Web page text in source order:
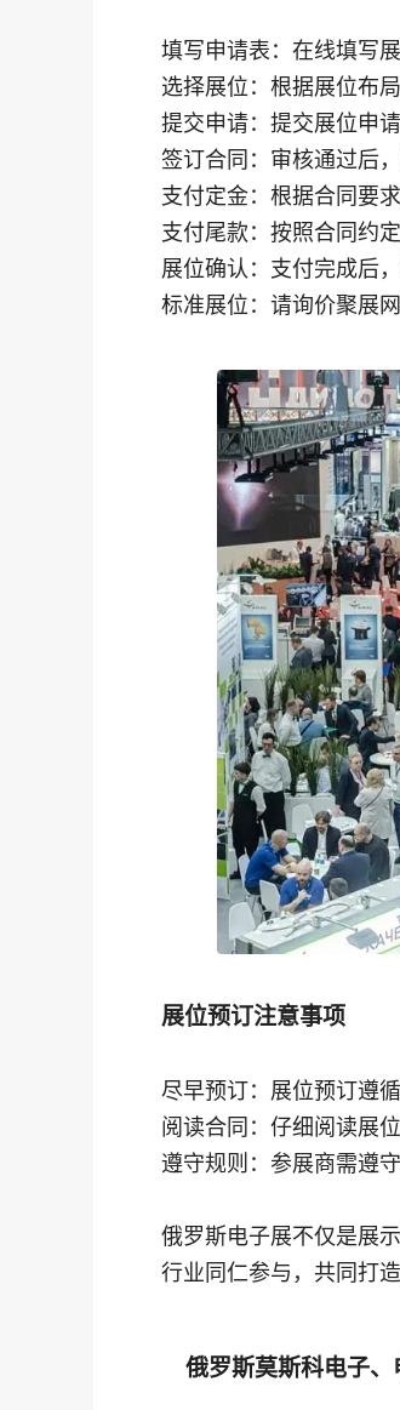
填写申请表：在线填写
选择展位：根据展位布
提交申请：提交展位申
签订合同：审核通过后
支付定金：根据合同要
支付尾款：按照合同约
展位确认：支付完成后
标准展位：请询价聚展
展位预订注意事项
尽早预订：展位预订遵
阅读合同：仔细阅读展
遵守规则：参展商需遵
俄罗斯电子展不仅是展
行业同仁参与，共同打
俄罗斯莫斯科电子